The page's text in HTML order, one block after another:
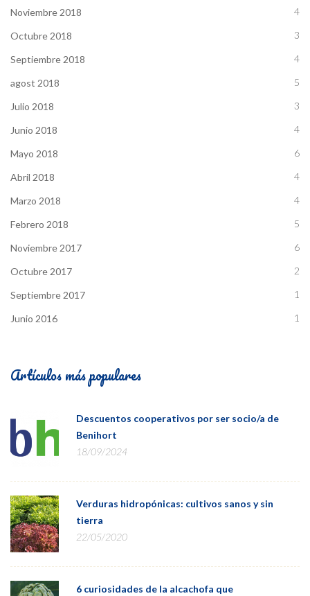
Noviembre 2018 4
Octubre 2018 3
Septiembre 2018 4
agost 2018 5
Julio 2018 3
Junio 2018 4
Mayo 2018 6
Abril 2018 4
Marzo 2018 4
Febrero 2018 5
Noviembre 2017 6
Octubre 2017 2
Septiembre 2017 1
Junio 2016 1
Artículos más populares
Descuentos cooperativos por ser socio/a de
Benihort
18/09/2024
Verduras hidropónicas: cultivos sanos y sin
tierra
22/05/2020
6 curiosidades de la alcachofa que